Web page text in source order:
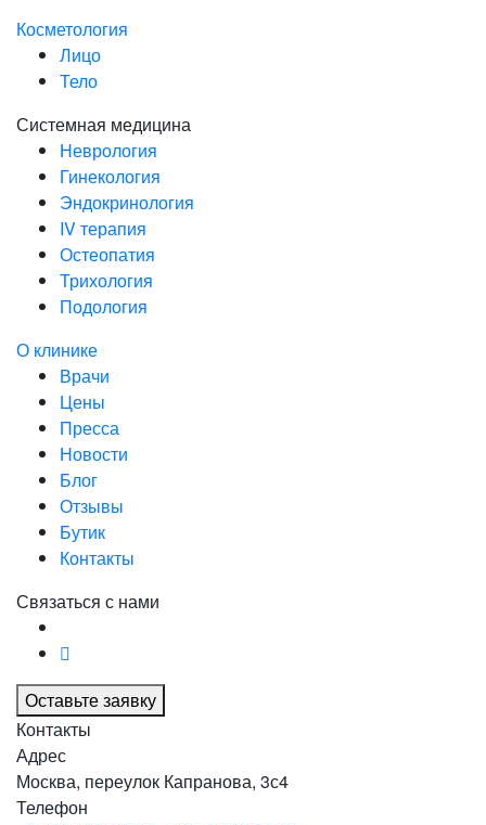
Косметология
Лицо
Тело
Системная медицина
Неврология
Гинекология
Эндокринология
IV терапия
Остеопатия
Трихология
Подология
О клинике
Врачи
Цены
Пресса
Новости
Блог
Отзывы
Бутик
Контакты
Связаться с нами
Оставьте заявку
Контакты
Адрес
Москва, переулок Капранова, 3с4
Телефон